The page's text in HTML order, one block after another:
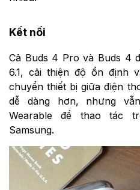
Kết nối
Cả Buds 4 Pro và Buds 4
6.1, cải thiện độ ổn định
chuyển thiết bị giữa điện
dễ dàng hơn, nhưng
Wearable để thao tác
Samsung.